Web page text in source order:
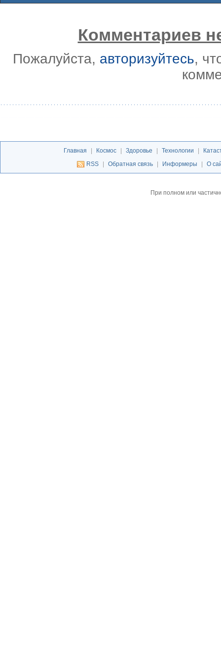
Комментариев
Пожалуйста, авторизуйтесь,
Главная | Космос | Здоровье | Технологии |
RSS
| Обратная связь | Информеры | О
При полном или